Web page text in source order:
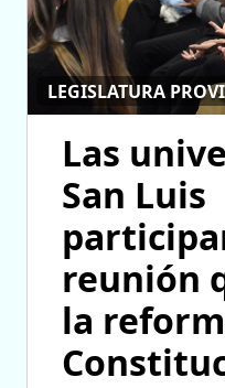
LEGISLATURA
Las
San Luis
reunión
la